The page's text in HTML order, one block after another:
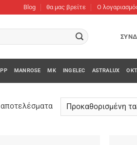
Blog θα μας βρείτε O
MANROSE MK INGELEC ASTRALUX